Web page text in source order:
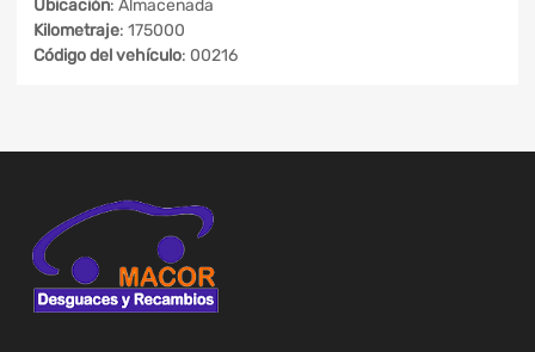
Ubicación: Almacenada
Kilometraje: 175000
Código del vehículo: 00216